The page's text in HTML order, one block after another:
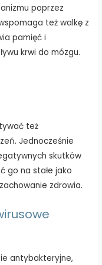
poprzez
też walkę z
pamięć i
krwi do mózgu.
też
Jednocześnie
skutków
go na stałe jako
zdrowia.
antybakteryjne,